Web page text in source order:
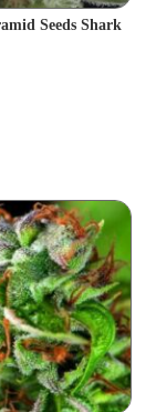
Seeds Shark